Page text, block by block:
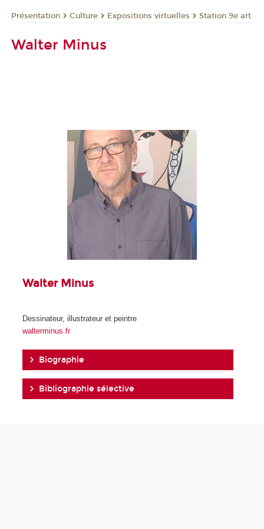
Présentation Culture Expositions virtuelles Station 9e art
Walter Minus
Walter Minus
Dessinateur, illustrateur et peintre
walterminus.fr
Biographie
Bibliographie sélective